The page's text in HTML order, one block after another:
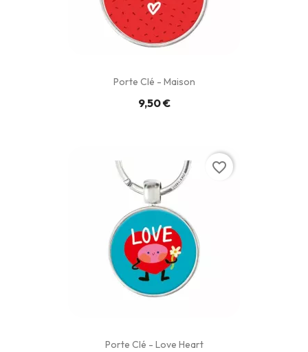
Porte Clé - Maison
9,50 €
Porte Clé - Love Heart
favorite_border